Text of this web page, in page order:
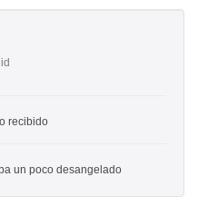
recibido
un poco desangelado